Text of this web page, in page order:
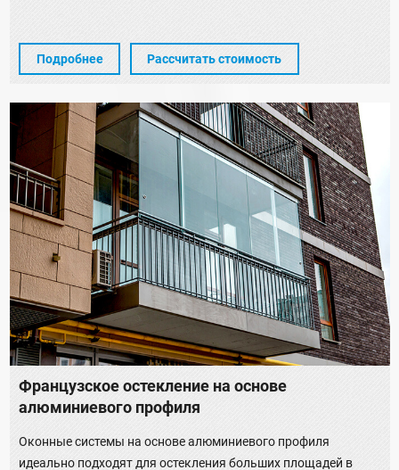
Подробнее Рассчитать стоимость
Французское остекление на основе
алюминиевого профиля
Оконные системы на основе алюминиевого профиля
идеально подходят для остекления больших площадей в